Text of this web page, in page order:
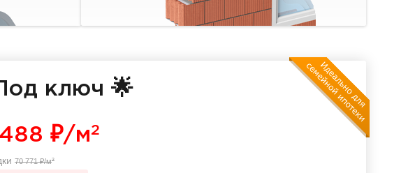
ключ 🌟
₽/м2
70 771₽/м2